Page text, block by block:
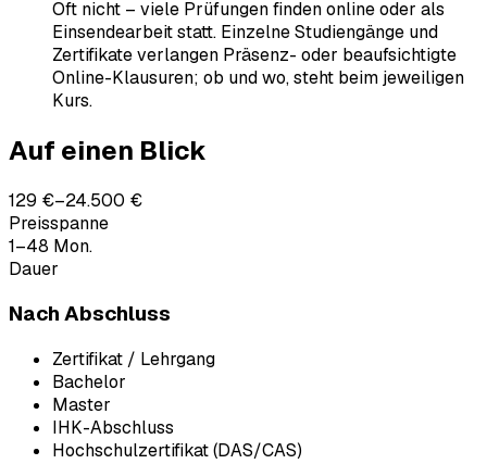
Oft nicht – viele Prüfungen finden online oder als
Einsendearbeit statt. Einzelne Studiengänge und
Zertifikate verlangen Präsenz- oder beaufsichtigte
Online-Klausuren; ob und wo, steht beim jeweiligen
Kurs.
Auf einen Blick
129 €–24.500 €
Preisspanne
1–48 Mon.
Dauer
Nach Abschluss
Zertifikat / Lehrgang
Bachelor
Master
IHK-Abschluss
Hochschulzertifikat (DAS/CAS)